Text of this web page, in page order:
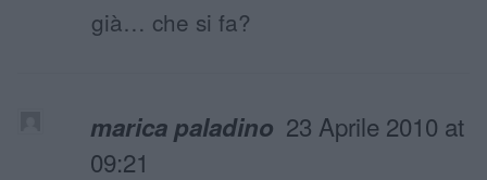
già… che si fa?
marica paladino 23 Aprile 2010 at
09:21